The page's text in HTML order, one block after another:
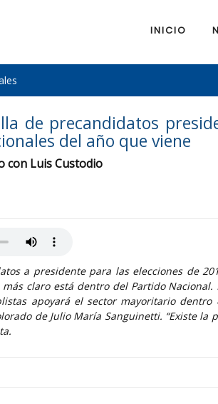
INICIO
de precandidatos
del año que viene
con Luis Custodio
a presidente para las elecciones de
claro está dentro del Partido
apoyará el sector mayoritario
de Julio María Sanguinetti. “Existe la